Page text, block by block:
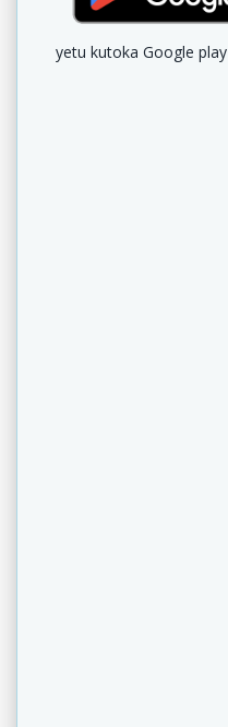
yetu kutoka Google play